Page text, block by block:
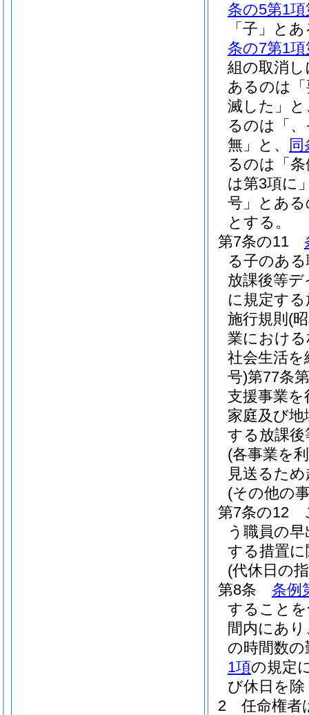
条の5第1
「子」と
条の7第1
組の取消
あるのは
滅した」と
るのは「
無」と、
同
るのは「
は第3項に
号」とあ
とする。
第7条の11
る子のあ
放課後等
に規定す
施行規則 (
業におけ
社会生活
号)第77条
支援事業
家庭及び
する放課
(各事業を
見送るた
(その他の
第7条の12
う職員の
する措置
(代休日の
第8条
条例
すること
間内にあ
の時間数
1項の規定
び休日を除
2
任命権者